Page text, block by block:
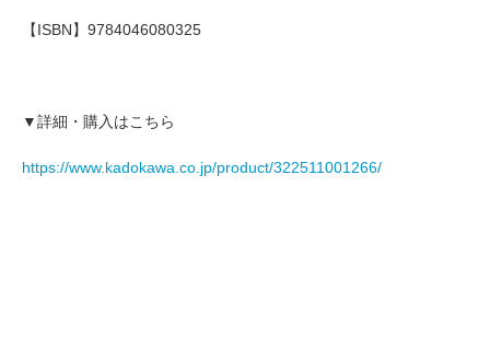
【ISBN】9784046080325
▼詳細・購入はこちら
https://www.kadokawa.co.jp/product/322511001266/